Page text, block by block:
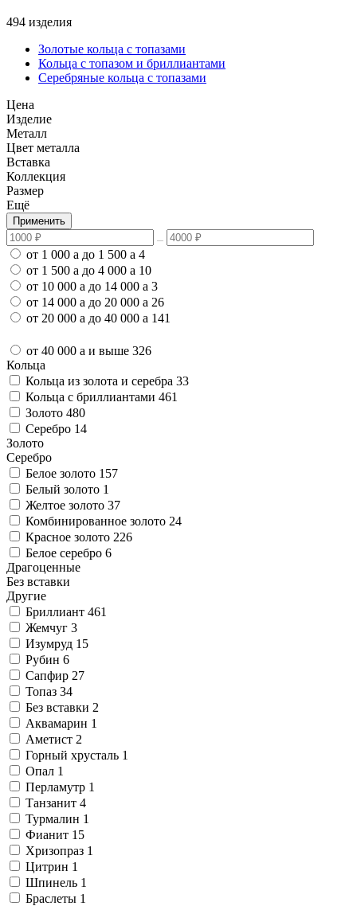
494 изделия
Золотые кольца с топазами
Кольца с топазом и бриллиантами
Серебряные кольца с топазами
Цена
Изделие
Металл
Цвет металла
Вставка
Коллекция
Размер
Ещё
Применить
от 1 000 a до 1 500 a 4
от 1 500 a до 4 000 a 10
от 10 000 a до 14 000 a 3
от 14 000 a до 20 000 a 26
от 20 000 a до 40 000 a 141
от 40 000 a и выше 326
Кольца
Кольца из золота и серебра 33
Кольца с бриллиантами 461
Золото 480
Серебро 14
Золото
Серебро
Белое золото 157
Белый золото 1
Желтое золото 37
Комбинированное золото 24
Красное золото 226
Белое серебро 6
Драгоценные
Без вставки
Другие
Бриллиант 461
Жемчуг 3
Изумруд 15
Рубин 6
Сапфир 27
Топаз 34
Без вставки 2
Аквамарин 1
Аметист 2
Горный хрусталь 1
Опал 1
Перламутр 1
Танзанит 4
Турмалин 1
Фианит 15
Хризопраз 1
Цитрин 1
Шпинель 1
Браслеты 1